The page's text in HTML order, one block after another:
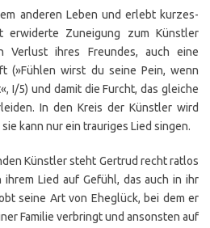
anderen Leben und erlebt kurzes­
erwiderte Zuneigung zum Künstler
Verlust ihres Freundes, auch eine
(»Fühlen wirst du seine Pein, wenn
I/5) und damit die Furcht, das gleiche
In den Kreis der Künstler wird
kann nur ein trauriges Lied singen.
Künstler steht Gertrud recht ratlos
Lied auf Gefühl, das auch in ihr
seine Art von Eheglück, bei dem er
Familie verbringt und ansonsten auf